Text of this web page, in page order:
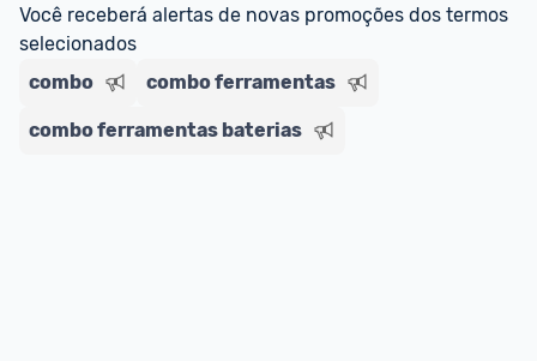
Você receberá alertas de novas promoções dos termos
selecionados
combo
combo ferramentas
combo ferramentas baterias